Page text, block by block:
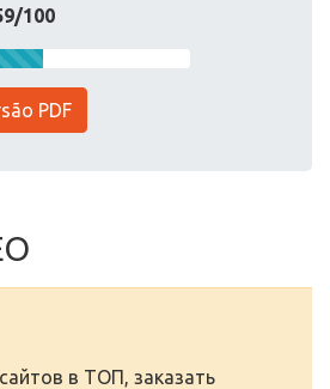
100
PDF
в ТОП, заказать